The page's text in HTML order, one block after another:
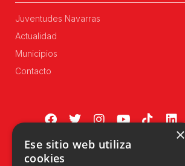
Juventudes Navarras
Actualidad
Municipios
Contacto
×
Ese sitio web utiliza
cookies